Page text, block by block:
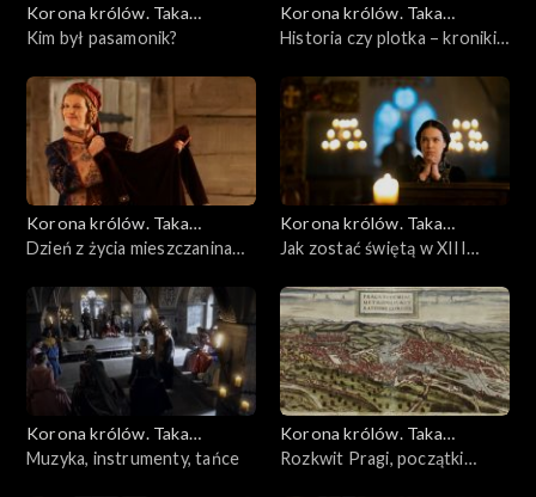
Korona królów. Taka
historia...
Kim był pasamonik?
Korona królów. Taka
historia...
Historia czy plotka – kroniki
Korona królów. Taka
historia...
Dzień z życia mieszczanina
Korona królów. Taka
historia...
Jak zostać świętą w XIII
Korona królów. Taka
historia...
Muzyka, instrumenty, tańce
Korona królów. Taka
historia...
Rozkwit Pragi, początki